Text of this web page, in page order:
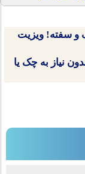
و سفته! ویزیت
نیاز به چک یا